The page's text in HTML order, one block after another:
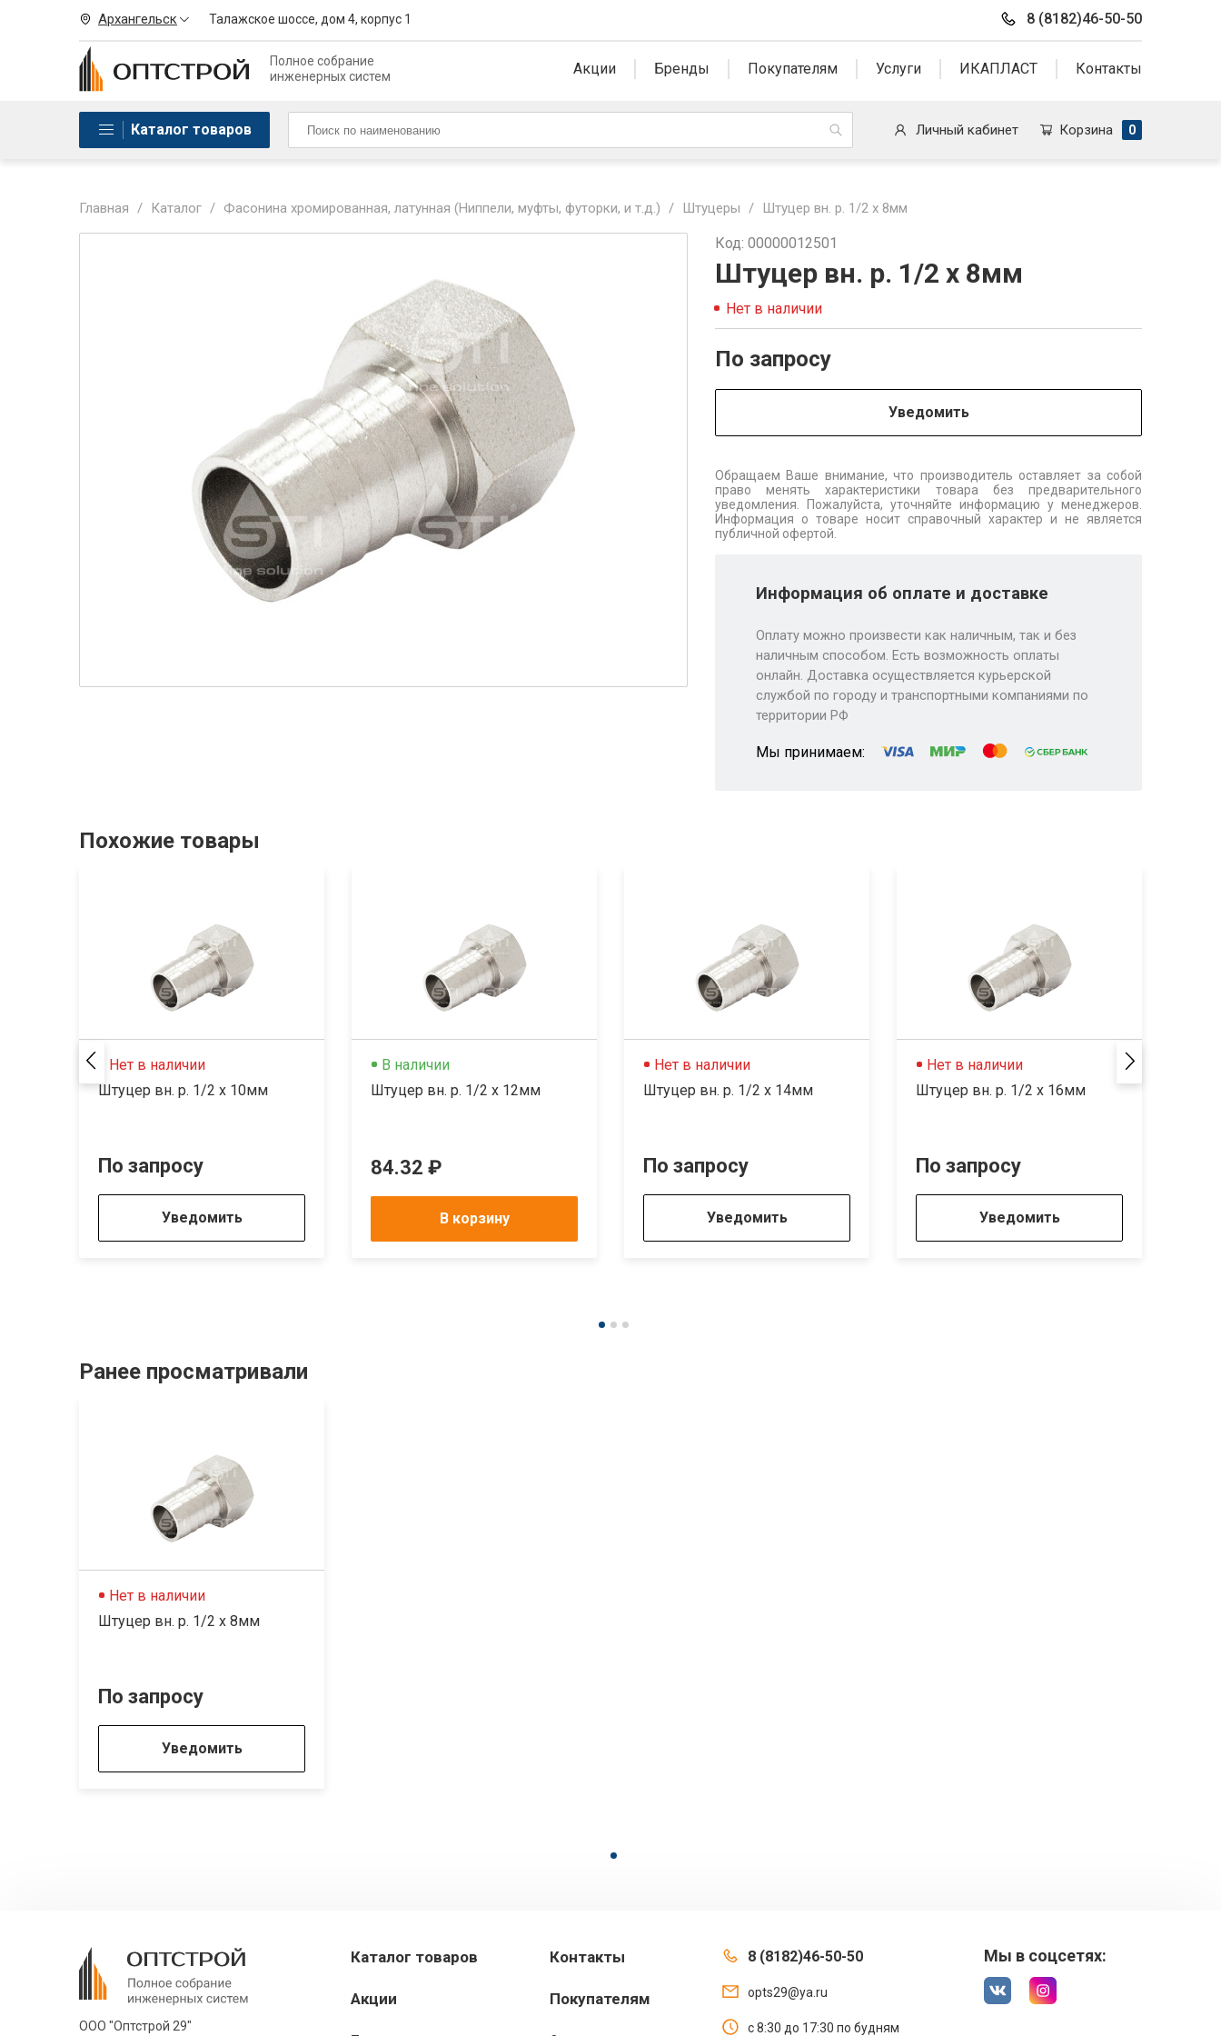
Архангельск Талажское шоссе, дом 4, корпус 1 8 (8182)46-50-50
Полное собрание
инженерных систем
Акции Бренды Покупателям Услуги ИКАПЛАСТ Контакты
Каталог товаров Личный кабинет Корзина 0
Главная / Каталог / Фасонина хромированная, латунная (Ниппели, муфты, футорки, и т.д.) / Штуцеры / Штуцер вн. р. 1/2 х 8мм
Код: 00000012501
Штуцер вн. р. 1/2 х 8мм
Нет в наличии
По запросу
Уведомить
Обращаем Ваше внимание, что производитель оставляет за собой
право менять характеристики товара без предварительного
уведомления. Пожалуйста, уточняйте информацию у менеджеров.
Информация о товаре носит справочный характер и не является
публичной офертой.
Информация об оплате и доставке
Оплату можно произвести как наличным, так и без
наличным способом. Есть возможность оплаты
онлайн. Доставка осуществляется курьерской
службой по городу и транспортными компаниями по
территории РФ
Мы принимаем:
Похожие товары
Нет в наличии
Штуцер вн. р. 1/2 х 10мм
По запросу
Уведомить
В наличии
Штуцер вн. р. 1/2 х 12мм
84.32 ₽
В корзину
Нет в наличии
Штуцер вн. р. 1/2 х 14мм
По запросу
Уведомить
Нет в наличии
Штуцер вн. р. 1/2 х 16мм
По запросу
Уведомить
Ранее просматривали
Нет в наличии
Штуцер вн. р. 1/2 х 8мм
По запросу
Уведомить
ООО "Оптстрой 29"
Каталог товаров
Акции
Контакты
Покупателям
8 (8182)46-50-50
opts29@ya.ru
с 8:30 до 17:30 по будням
Мы в соцсетях: